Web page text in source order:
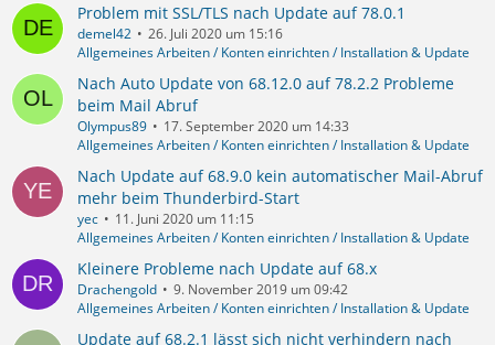
Problem mit SSL/TLS nach Update auf 78.0.1
demel42
26. Juli 2020 um 15:16
Allgemeines Arbeiten / Konten einrichten / Installation & Update
Nach Auto Update von 68.12.0 auf 78.2.2 Probleme
beim Mail Abruf
Olympus89
17. September 2020 um 14:33
Allgemeines Arbeiten / Konten einrichten / Installation & Update
Nach Update auf 68.9.0 kein automatischer Mail-Abruf
mehr beim Thunderbird-Start
yec
11. Juni 2020 um 11:15
Allgemeines Arbeiten / Konten einrichten / Installation & Update
Kleinere Probleme nach Update auf 68.x
Drachengold
9. November 2019 um 09:42
Allgemeines Arbeiten / Konten einrichten / Installation & Update
Update auf 68.2.1 lässt sich nicht verhindern nach